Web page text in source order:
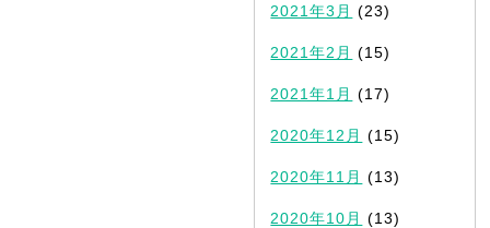
2021年3月 (23)
2021年2月 (15)
2021年1月 (17)
2020年12月 (15)
2020年11月 (13)
2020年10月 (13)